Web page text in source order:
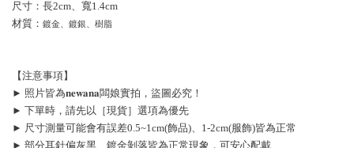
尺寸：長2cm、寬1.4cm
材質： 鍍金、鍍銀、樹脂
【注意事項】
► 照片皆為𝐧𝐞𝐰𝐚𝐧𝐚闆娘實拍，盜圖必究！
► 下單時，請先以［現貨］選項為優先
► 尺寸測量可能會有誤差0.5~1cm(飾品)、1-2cm(服飾)皆為正常
► 部分耳針偏灰黑、鍍金剝落皆為正常現象，可安心配戴